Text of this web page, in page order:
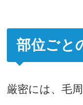
部位ごと
厳密には、毛